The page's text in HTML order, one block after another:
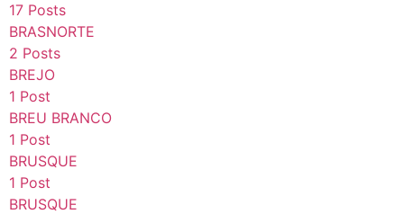
17 Posts
BRASNORTE
2 Posts
BREJO
1 Post
BREU BRANCO
1 Post
BRUSQUE
1 Post
BRUSQUE